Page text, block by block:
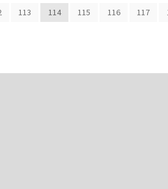
113 114 115 116 117